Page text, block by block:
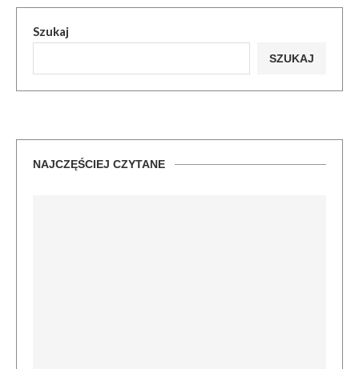
Szukaj
SZUKAJ
NAJCZĘŚCIEJ CZYTANE